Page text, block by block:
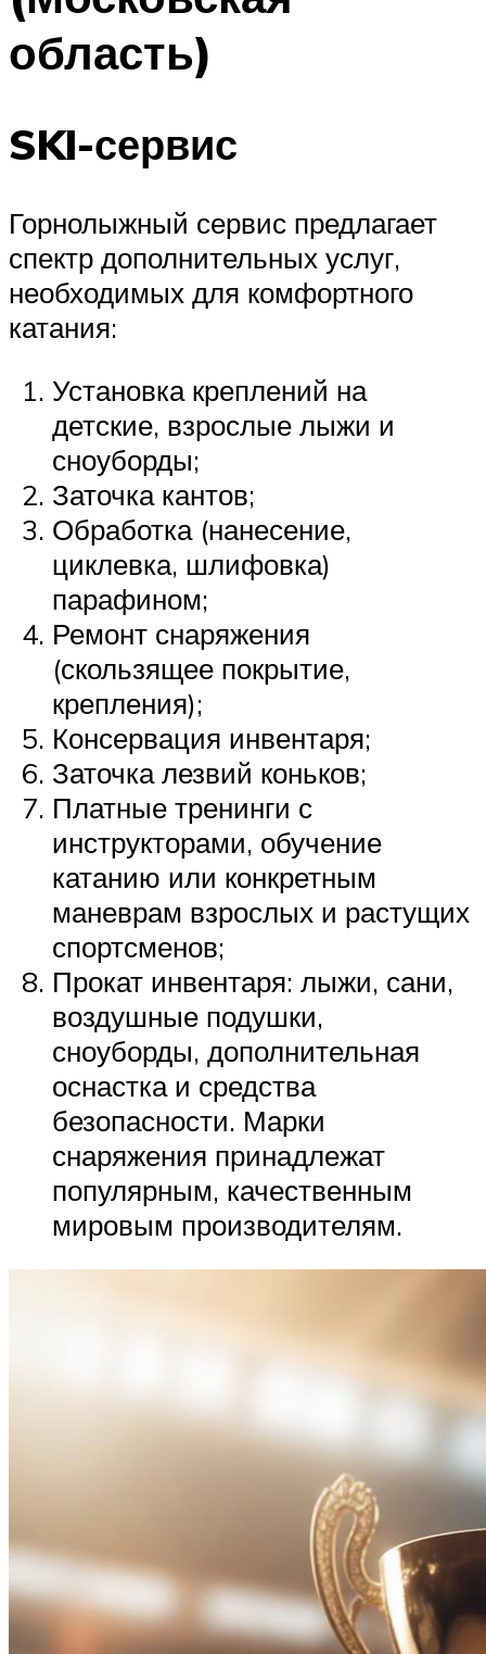
область)
SKI-сервис
Горнолыжный сервис предлагает
спектр дополнительных услуг,
необходимых для комфортного
катания:
Установка креплений на
детские, взрослые лыжи и
сноуборды;
Заточка кантов;
Обработка (нанесение,
циклевка, шлифовка)
парафином;
Ремонт снаряжения
(скользящее покрытие,
крепления);
Консервация инвентаря;
Заточка лезвий коньков;
Платные тренинги с
инструкторами, обучение
катанию или конкретным
маневрам взрослых и растущих
спортсменов;
Прокат инвентаря: лыжи, сани,
воздушные подушки,
сноуборды, дополнительная
оснастка и средства
безопасности. Марки
снаряжения принадлежат
популярным, качественным
мировым производителям.